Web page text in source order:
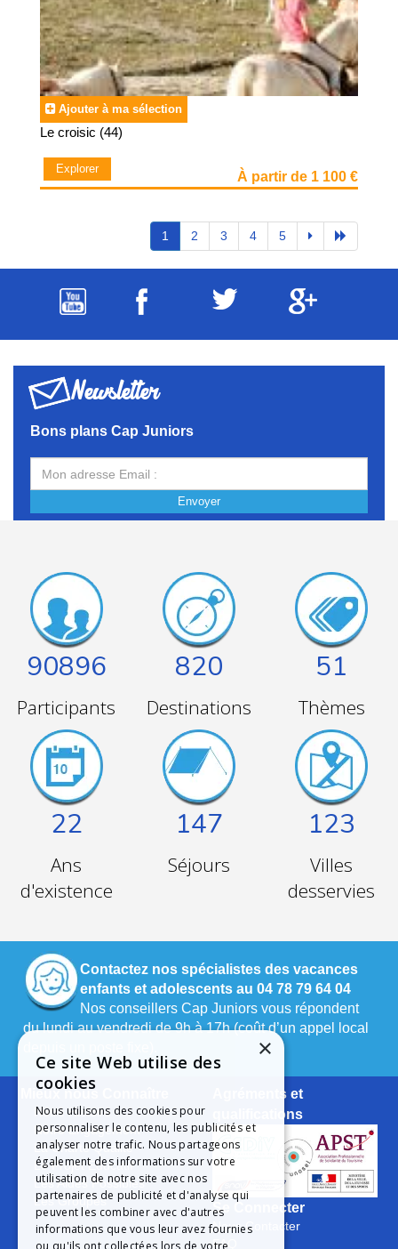
Ajouter à ma sélection
Le croisic (44)
Explorer
À partir de 1 100 €
1 2 3 4 5
Newsletter
Bons plans Cap Juniors
Envoyer
90896
Participants
820
Destinations
51
Thèmes
22
Ans
d'existence
147
Séjours
123
Villes
desservies
Contactez nos spécialistes des vacances
enfants et adolescents au 04 78 79 64 04
Nos conseillers Cap Juniors vous répondent
du lundi au vendredi de 9h à 17h (coût d’un appel local
Mieux nous Connaître
Notre Histoire
Notre Engagement
La Charte Qualité
Le Projet Educatif
Les Aides Possibles
Les Groupes
Agréments et
qualifications
Se Connecter
Nous Contacter
FAQ
×
Ce site Web utilise des
cookies
Nous utilisons des cookies pour
personnaliser le contenu, les publicités et
analyser notre trafic. Nous partageons
également des informations sur votre
utilisation de notre site avec nos
partenaires de publicité et d'analyse qui
peuvent les combiner avec d'autres
informations que vous leur avez fournies
ou qu'ils ont collectées lors de votre